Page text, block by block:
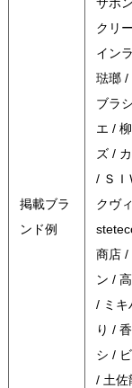
掲載ブラ
ンド例
クリ
イン
琺瑯 /
ブラ
エ /
ズ /
/ ＳＩ
クヴ
商店 /
ン /
/ ミキ
り /
シ /
/ 土佐